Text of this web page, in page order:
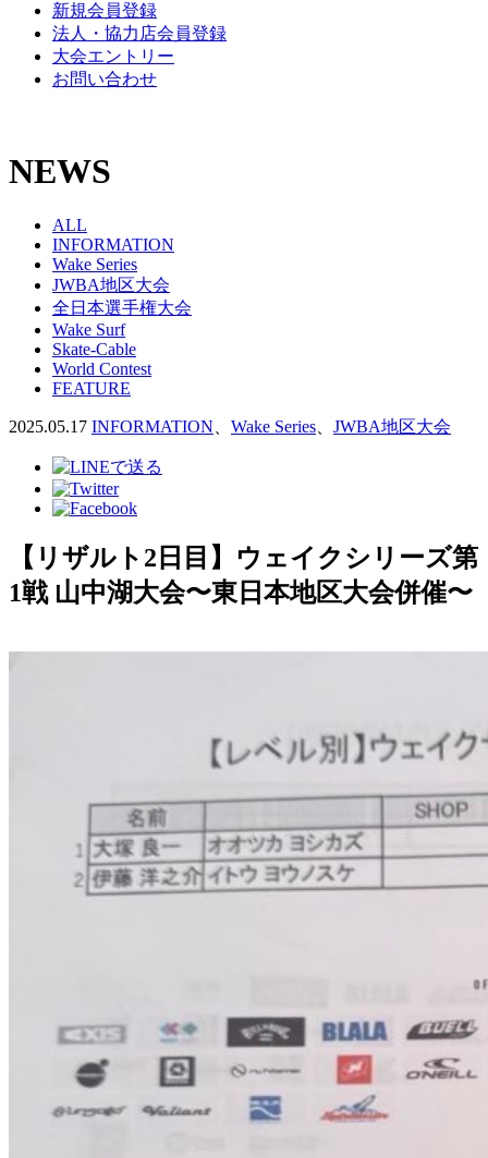
新規会員登録
法人・協力店会員登録
大会エントリー
お問い合わせ
NEWS
ALL
INFORMATION
Wake Series
JWBA地区大会
全日本選手権大会
Wake Surf
Skate-Cable
World Contest
FEATURE
2025.05.17 INFORMATION Wake Series JWBA地区大会
【リザルト2日目】ウェイクシリーズ第
1戦 山中湖大会〜東日本地区大会併催〜